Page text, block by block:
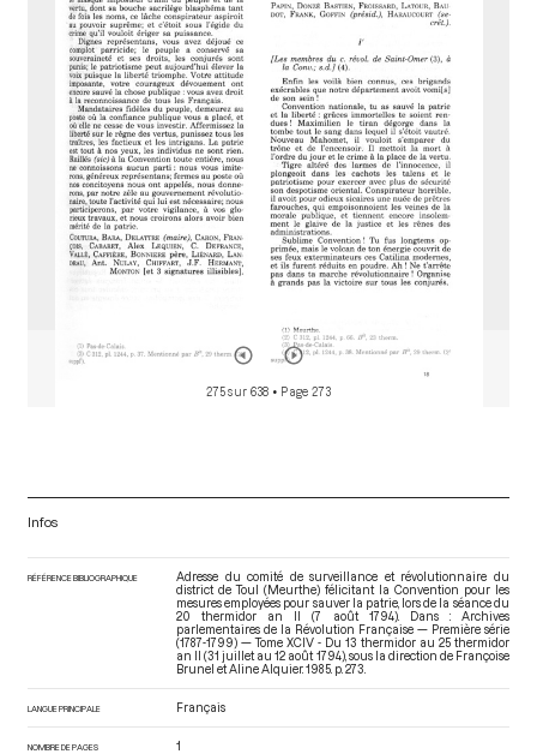
275 sur 638 • Page 273
Infos
RÉFÉRENCE BIBLIOGRAPHIQUE
Adresse du comité de surveillance et révolutionnaire du
district de Toul (Meurthe) félicitant la Convention pour les
mesures employées pour sauver la patrie, lors de la séance du
20 thermidor an II (7 août 1794). Dans : Archives
parlementaires de la Révolution Française — Première série
(1787-1799) — Tome XCIV - Du 13 thermidor au 25 thermidor
an II (31 juillet au 12 août 1794), sous la direction de Françoise
Brunel et Aline Alquier. 1985. p. 273.
LANGUE PRINCIPALE Français
NOMBRE DE PAGES 1